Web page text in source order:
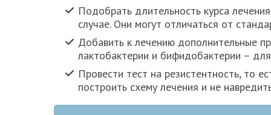
Подобрать длительность курса
случае. Они могут отличаться от
Добавить к лечению дополнительные
лактобактерии и бифидобактерии –
Провести тест на резистентность, то
построить схему лечения и не